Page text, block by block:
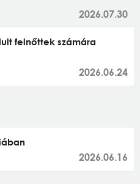
2026.07.30
felnőttek számára
2026.06.24
2026.06.16